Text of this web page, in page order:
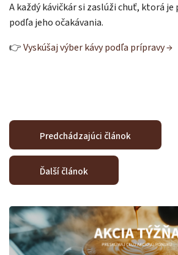
A každý kávičkár si zaslúži chuť, ktorá je
podľa jeho očakávania.
👉Vyskúšaj výber kávy podľa prípravy →
Predchádzajúci článok
Ďalší článok